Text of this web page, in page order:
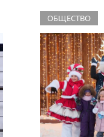
ОБЩЕСТВО